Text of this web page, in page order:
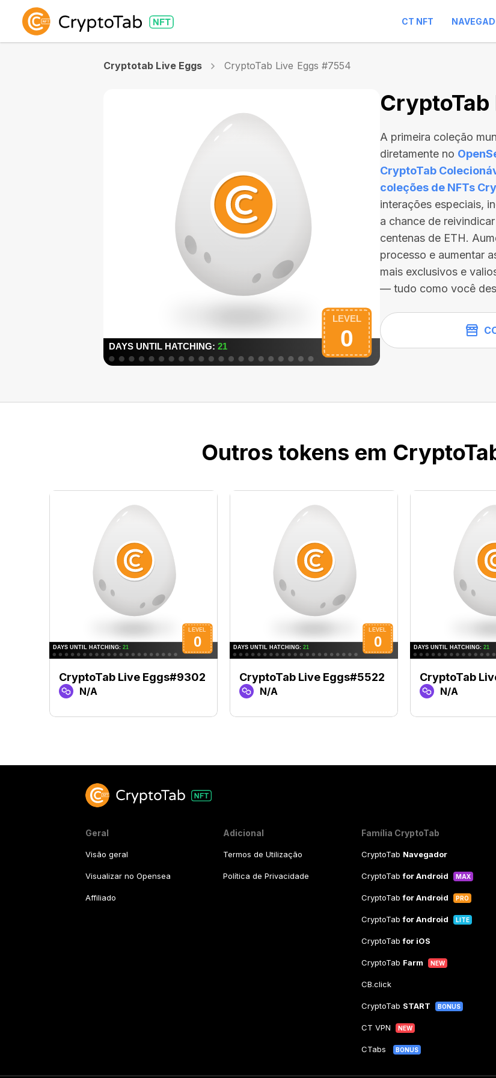
CT NFT
Cryptotab Live Eggs CryptoTab Live Eggs #7554
A primeira coleção
diretamente no
CryptoTab
coleções de NFTs
interações especiais,
a chance de
centenas de ETH.
processo e aumentar
mais exclusivos e
— tudo como você
Outros tokens em
CryptoTab Live Eggs#9302
N/A
CryptoTab Live Eggs#5522
N/A
CryptoTab
N/A
Geral
Visão geral
Visualizar no Opensea
Affiliado
Adicional
Termos de Utilização
Política de Privacidade
Família CryptoTab
CryptoTab Navegador
CryptoTabfor Android MAX
CryptoTabfor Android PRO
CryptoTabfor Android LITE
CryptoTabfor iOS
CryptoTab Farm NEW
CB.click
CryptoTab START BONUS
CT VPN NEW
CTabs BONUS